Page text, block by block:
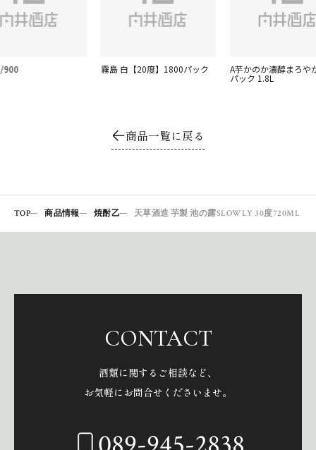
900 霧島 白【20度】1800パック A芋かのか濃醇まろや
パック 1.8L
商品一覧に戻る
TOP 商品情報 焼酎乙 天草酒造 芋製 池の露SLOWLY 30度720ML
CONTACT
酒類に関するご相談など、
お気軽にお問合せくださいませ。